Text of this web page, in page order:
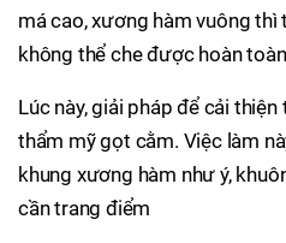
má cao, xương hàm vuông
không thể che được hoàn
Lúc này, giải pháp để cải
thẩm mỹ gọt cằm. Việc làm
khung xương hàm như ý,
cần trang điểm